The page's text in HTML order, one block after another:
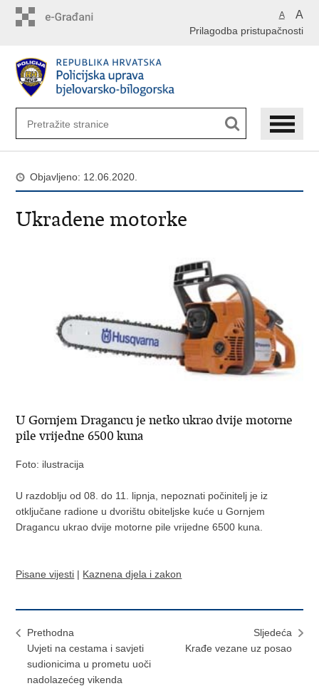
A A
Prilagodba pristupačnosti
Objavljeno: 12.06.2020.
Ukradene motorke
U Gornjem Dragancu je netko ukrao dvije motorne
pile vrijedne 6500 kuna
Foto: ilustracija
U razdoblju od 08. do 11. lipnja, nepoznati počinitelj je iz
otključane radione u dvorištu obiteljske kuće u Gornjem
Dragancu ukrao dvije motorne pile vrijedne 6500 kuna.
Pisane vijesti | Kaznena djela i zakon
Prethodna
Uvjeti na cestama i savjeti
sudionicima u prometu uoči
nadolazećeg vikenda
Sljedeća
Krađe vezane uz posao